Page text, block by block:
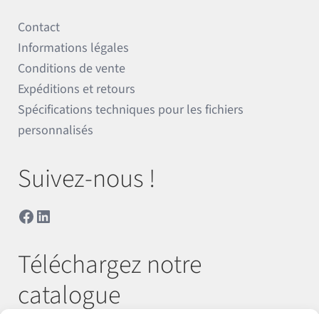
Contact
Informations légales
Conditions de vente
Expéditions et retours
Spécifications techniques pour les fichiers
personnalisés
Suivez-nous !
Facebook
LinkedIn
Téléchargez notre
catalogue